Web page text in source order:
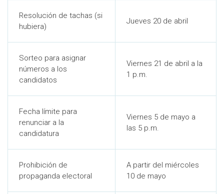
Resolución de tachas (si
hubiera)
Jueves 20 de abril
Sorteo para asignar
números a los
candidatos
Viernes 21 de abril a la
1 p.m.
Fecha límite para
renunciar a la
candidatura
Viernes 5 de mayo a
las 5 p.m.
Prohibición de
propaganda electoral
A partir del miércoles
10 de mayo